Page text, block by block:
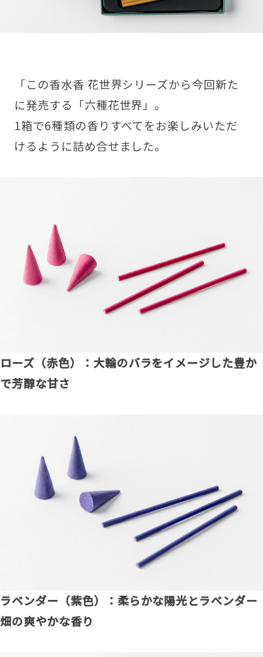
「この香水香 花世界シリーズから今回新た
に発売する「六種花世界」。
1箱で6種類の香りすべてをお楽しみいただ
けるように詰め合せました。
ローズ（赤色）：大輪のバラをイメージした豊か
で芳醇な甘さ
ラベンダー（紫色）：柔らかな陽光とラベンダー
畑の爽やかな香り